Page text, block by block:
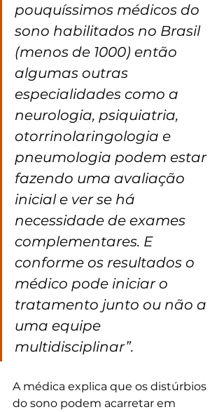
pouquíssimos médicos do
sono habilitados no Brasil
(menos de 1000) então
algumas outras
especialidades como a
neurologia, psiquiatria,
otorrinolaringologia e
pneumologia podem estar
fazendo uma avaliação
inicial e ver se há
necessidade de exames
complementares. E
conforme os resultados o
médico pode iniciar o
tratamento junto ou não a
uma equipe
multidisciplinar”.
A médica explica que os distúrbios
do sono podem acarretar em